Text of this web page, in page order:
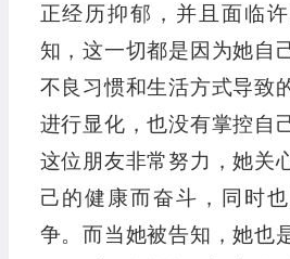
正经历抑郁，并且面临
知，这一切都是因为她自
不良习惯和生活方式导致
进行显化，也没有掌控自
这位朋友非常努力，她关
己的健康而奋斗，同时
争。而当她被告知，她也